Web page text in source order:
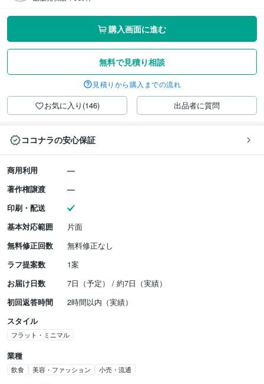
購入画面に進む
無料で見積り相談
見積りから購入までの流れ
お気に入り(146) 出品者に質問
ココナラの安心保証
商用利用
著作権譲渡
印刷・配送
基本対応範囲
片面
無料修正回数
無料修正なし
ラフ提案数
1案
お届け日数
7日（予定） / 約7日（実績）
初回返答時間
2時間以内（実績）
スタイル
フラット・ミニマル
業種
飲食 美容・ファッション 小売・流通